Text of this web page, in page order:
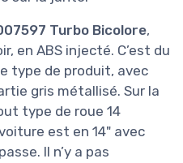
Turbo Bicolore,
en ABS injecté. C’est du
type de produit, avec
gris métallisé. Sur la
type de roue 14
est en 14" avec
Il n’y a pas